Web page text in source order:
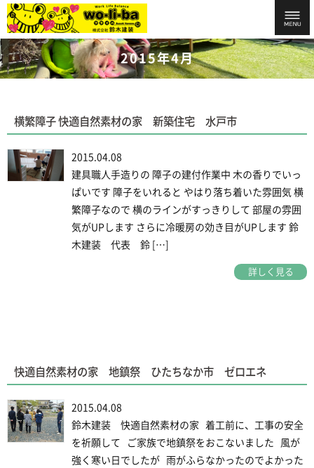
2015年4月
横繁障子 快適自然素材の家 新築住宅 水戸市
2015.04.08
建具職人手造りの 障子の建付作業中 木の香りでいっ
ぱいです 障子をいれると やはり落ち着いた雰囲気 横
繁障子なので 横のラインがすっきりして 部屋の雰囲
気がUPします さらに冷暖房の効き目がUPします 鈴
木建装 代表 鈴 […]
詳しく見る
快適自然素材の家 地鎮祭 ひたちなか市 ゼロエネ
2015.04.08
鈴木建装 快適自然素材の家 着工前に、工事の安全
を祈願して ご家族で地鎮祭をおこないました 風が
強く寒い日でしたが 雨がふらなかったのでよかった